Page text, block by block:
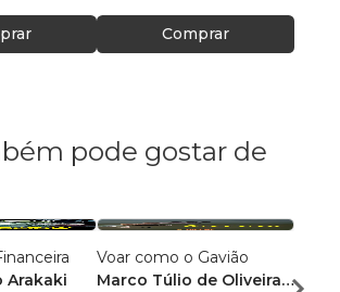
Comprar
pode gostar de
Arakaki
Voar como o Gavião
Marco Túlio de Oliveira